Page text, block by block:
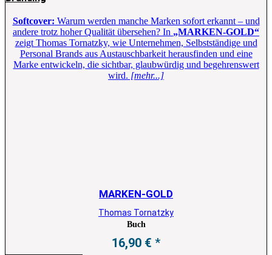
Softcover: Warum werden manche Marken sofort erkannt – und
andere trotz hoher Qualität übersehen? In „MARKEN-GOLD“
zeigt Thomas Tornatzky, wie Unternehmen, Selbstständige und
Personal Brands aus Austauschbarkeit herausfinden und eine
Marke entwickeln, die sichtbar, glaubwürdig und begehrenswert
wird. [mehr...]
MARKEN-GOLD
Thomas Tornatzky
Buch
16,90 €